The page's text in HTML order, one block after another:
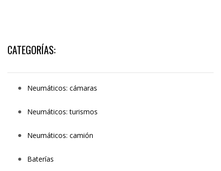
CATEGORÍAS:
Neumáticos: cámaras
Neumáticos: turismos
Neumáticos: camión
Baterías